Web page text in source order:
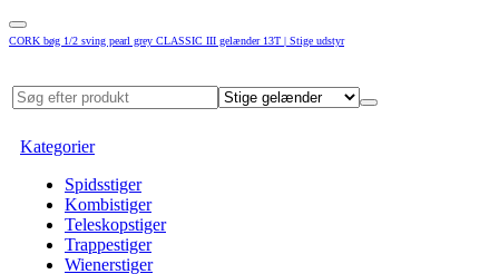
CORK bøg 1/2 sving pearl grey CLASSIC III gelænder 13T | Stige udstyr
Kategorier
Spidsstiger
Kombistiger
Teleskopstiger
Trappestiger
Wienerstiger